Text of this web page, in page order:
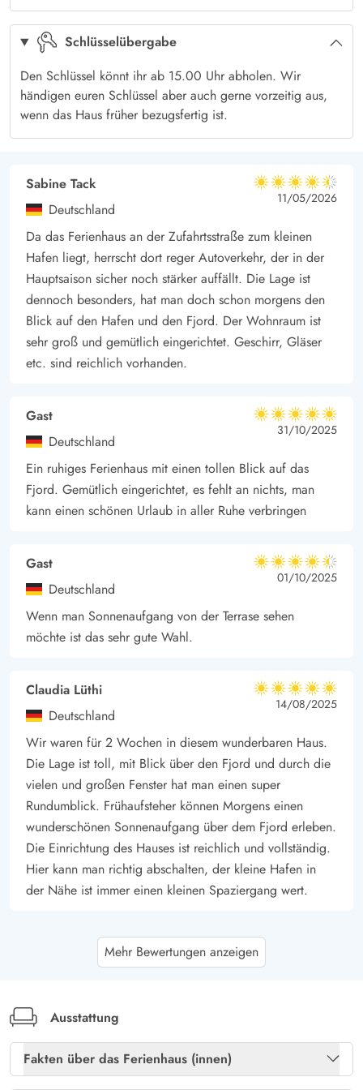
2 Schlafzimmer + 1 Badezimmer - Panoramablick aus
Wohnbereich
Insgesamt gibt es 2 Schlafzimmer, welche beide mit
einem großen Doppelbett (180 x 200) versehen sind. Das
geräumige Badezimmer ist mit einer
Fußbodenheizung ausgestattet und bietet Zugang zur Sauna.
2 Essplätzen wurde mit einem voll verglasten Giebel versehen,
welches euch einen fantastischen Panoramablick direkt auf
fantastische Sonnenaufgänge zu erleben, welche wirklich
spektakulär und in wunderschönen Pastelltönen den
Tag begrüßen.
Nur wenige Schritte vom Ferienhaus entfernt erreicht ihr den
kleinen Hafen - ein tolles Ziel für den ersten Spaziergang am
Morgen oder eine gemütliche Runde am Abend. Auch die
sodass der Spaziergang am Meer nicht zu kurz kommt.
Schlüsselübergabe
Den Schlüssel könnt ihr ab 15.00 Uhr abholen. Wir
händigen euren Schlüssel aber auch gerne vorzeitig aus,
wenn das Haus früher bezugsfertig ist.
Sabine Tack
Deutschland
4.5 von 5
4.5 von 5
4.5 out of 5
11/05/2026
Da das Ferienhaus an der Zufahrtsstraße zum kleinen
Hafen liegt, herrscht dort reger Autoverkehr, der in der
Hauptsaison sicher noch stärker auffällt. Die Lage ist
dennoch besonders, hat man doch schon morgens den
Blick auf den Hafen und den Fjord. Der Wohnraum ist
sehr groß und gemütlich eingerichtet. Geschirr, Gläser
etc. sind reichlich vorhanden.
Gast
Deutschland
5 von 5
5 von 5
5 out of 5
31/10/2025
Ein ruhiges Ferienhaus mit einen tollen Blick auf das
Fjord. Gemütlich eingerichtet, es fehlt an nichts, man
kann einen schönen Urlaub in aller Ruhe verbringen
Gast
Deutschland
4.5 von 5
4.5 von 5
4.5 out of 5
01/10/2025
Wenn man Sonnenaufgang von der Terrase sehen
möchte ist das sehr gute Wahl.
Claudia Lüthi
Deutschland
5 von 5
5 von 5
5 out of 5
14/08/2025
Wir waren für 2 Wochen in diesem wunderbaren Haus.
Die Lage ist toll, mit Blick über den Fjord und durch die
vielen und großen Fenster hat man einen super
Rundumblick. Frühaufsteher können Morgens einen
wunderschönen Sonnenaufgang über dem Fjord erleben.
Die Einrichtung des Hauses ist reichlich und vollständig.
Hier kann man richtig abschalten, der kleine Hafen in
der Nähe ist immer einen kleinen Spaziergang wert.
Heino Oppermann
Deutschland
5 von 5
5 out of 5
nichts was man vermissen könnte. Es ist für uns ein
echtes Sehnsuchtshaus. Eines der Highlights des Hauses
ist der wunderbare Blick von der Terrasse auf den Hafen
und den Fjord. Damit man das auch auf der Terrasse
Mehr Bewertungen anzeigen
Ausstattung
Fakten über das Ferienhaus (innen)